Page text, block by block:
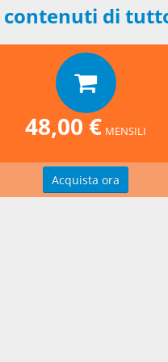
contenuti di
48,00 € MENSILI
Acquista ora